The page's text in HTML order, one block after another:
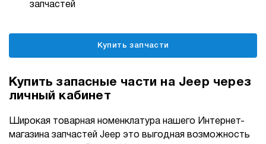
запчастей
Купить запчасти
Купить запасные части на Jeep через
личный кабинет
Широкая товарная номенклатура нашего Интернет-
магазина запчастей Jeep это выгодная возможность